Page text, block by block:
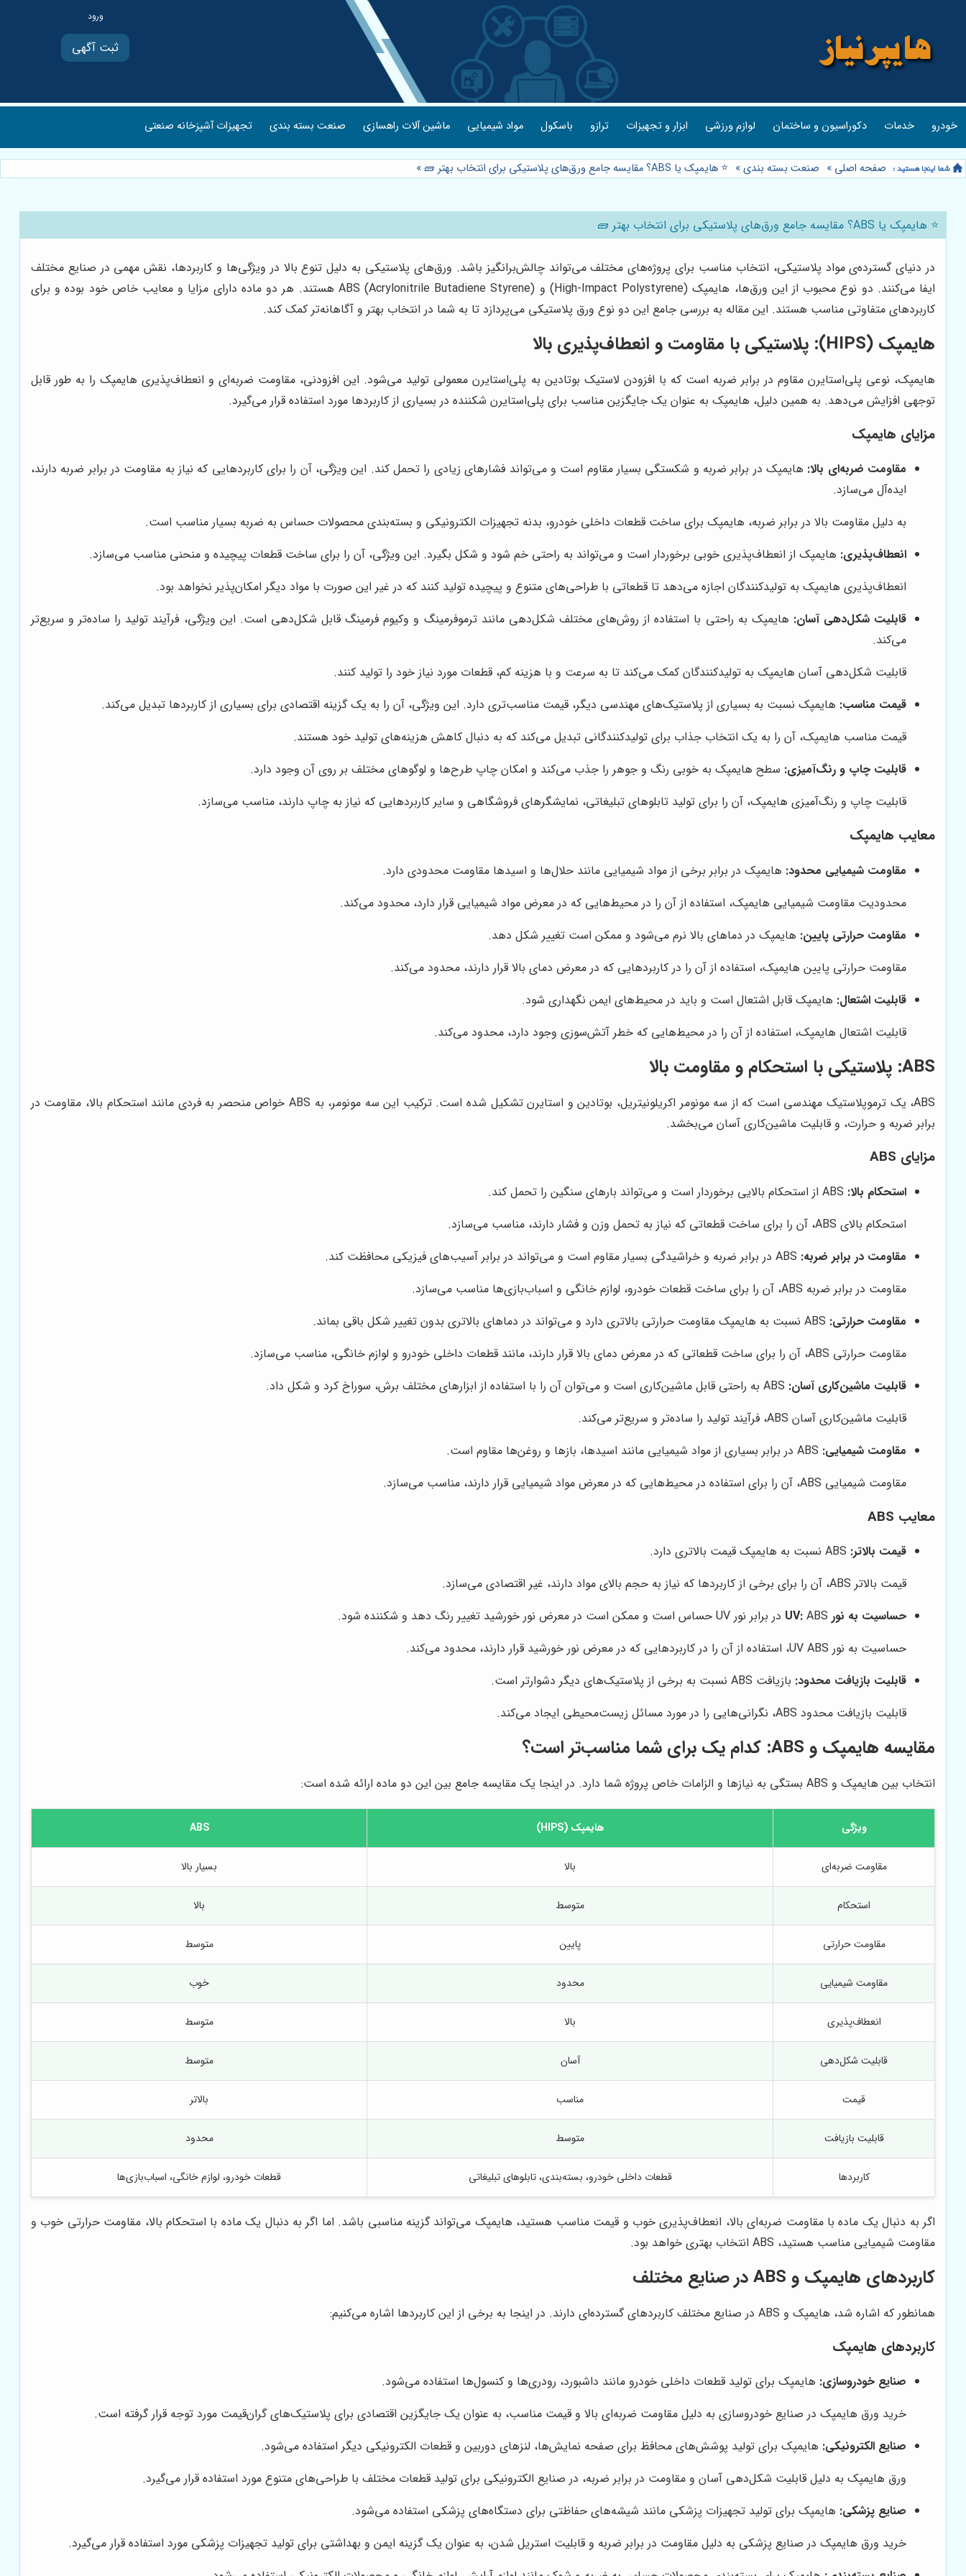
ثبت آگهی
خودرو خدمات دکوراسیون و ساختمان لوازم ورزشی ابزار و تجهیزات ترازو باسکول مواد شیمیایی ماشین آلات راهسازی صنعت بسته بندی تجهیزات آشپزخانه صنعتی
صفحه اصلی » صنعت بسته بندی» ⭐️ هایمپک یا ABS؟ مقایسه جامع ورق‌های پلاستیکی برای انتخاب بهتر 🧱 »
⭐️ هایمپک یا ABS؟ مقایسه جامع ورق‌های پلاستیکی برای انتخاب بهتر 🧱
در دنیای گسترده‌ی مواد پلاستیکی، انتخاب مناسب برای پروژه‌های مختلف می‌تواند چالش‌برانگیز باشد. ورق‌های پلاستیکی به دلیل تنوع بالا در ویژگی‌ها و کاربردها، نقش مهمی در صنایع مختلف
ایفا می‌کنند. دو نوع محبوب از این ورق‌ها، هایمپک (High-Impact Polystyrene) و ABS (Acrylonitrile Butadiene Styrene) هستند. هر دو ماده دارای مزایا و معایب خاص خود بوده و برای
کاربردهای متفاوتی مناسب هستند. این مقاله به بررسی جامع این دو نوع ورق پلاستیکی می‌پردازد تا به شما در انتخاب بهتر و آگاهانه‌تر کمک کند.
هایمپک (HIPS): پلاستیکی با مقاومت و انعطاف‌پذیری بالا
هایمپک، نوعی پلی‌استایرن مقاوم در برابر ضربه است که با افزودن لاستیک بوتادین به پلی‌استایرن معمولی تولید می‌شود. این افزودنی، مقاومت ضربه‌ای و انعطاف‌پذیری هایمپک را به طور قابل
توجهی افزایش می‌دهد. به همین دلیل، هایمپک به عنوان یک جایگزین مناسب برای پلی‌استایرن شکننده در بسیاری از کاربردها مورد استفاده قرار می‌گیرد.
مزایای هایمپک
مقاومت ضربه‌ای بالا: هایمپک در برابر ضربه و شکستگی بسیار مقاوم است و می‌تواند فشارهای زیادی را تحمل کند. این ویژگی، آن را برای کاربردهایی که نیاز به مقاومت در برابر ضربه دارند،
ایده‌آل می‌سازد.
به دلیل مقاومت بالا در برابر ضربه، هایمپک برای ساخت قطعات داخلی خودرو، بدنه تجهیزات الکترونیکی و بسته‌بندی محصولات حساس به ضربه بسیار مناسب است.
انعطاف‌پذیری: هایمپک از انعطاف‌پذیری خوبی برخوردار است و می‌تواند به راحتی خم شود و شکل بگیرد. این ویژگی، آن را برای ساخت قطعات پیچیده و منحنی مناسب می‌سازد.
انعطاف‌پذیری هایمپک به تولیدکنندگان اجازه می‌دهد تا قطعاتی با طراحی‌های متنوع و پیچیده تولید کنند که در غیر این صورت با مواد دیگر امکان‌پذیر نخواهد بود.
قابلیت شکل‌دهی آسان: هایمپک به راحتی با استفاده از روش‌های مختلف شکل‌دهی مانند ترموفرمینگ و وکیوم فرمینگ قابل شکل‌دهی است. این ویژگی، فرآیند تولید را ساده‌تر و سریع‌تر
می‌کند.
قابلیت شکل‌دهی آسان هایمپک به تولیدکنندگان کمک می‌کند تا به سرعت و با هزینه کم، قطعات مورد نیاز خود را تولید کنند.
قیمت مناسب: هایمپک نسبت به بسیاری از پلاستیک‌های مهندسی دیگر، قیمت مناسب‌تری دارد. این ویژگی، آن را به یک گزینه اقتصادی برای بسیاری از کاربردها تبدیل می‌کند.
قیمت مناسب هایمپک، آن را به یک انتخاب جذاب برای تولیدکنندگانی تبدیل می‌کند که به دنبال کاهش هزینه‌های تولید خود هستند.
قابلیت چاپ و رنگ‌آمیزی: سطح هایمپک به خوبی رنگ و جوهر را جذب می‌کند و امکان چاپ طرح‌ها و لوگوهای مختلف بر روی آن وجود دارد.
قابلیت چاپ و رنگ‌آمیزی هایمپک، آن را برای تولید تابلوهای تبلیغاتی، نمایشگرهای فروشگاهی و سایر کاربردهایی که نیاز به چاپ دارند، مناسب می‌سازد.
معایب هایمپک
مقاومت شیمیایی محدود: هایمپک در برابر برخی از مواد شیمیایی مانند حلال‌ها و اسیدها مقاومت محدودی دارد.
محدودیت مقاومت شیمیایی هایمپک، استفاده از آن را در محیط‌هایی که در معرض مواد شیمیایی قرار دارد، محدود می‌کند.
مقاومت حرارتی پایین: هایمپک در دماهای بالا نرم می‌شود و ممکن است تغییر شکل دهد.
مقاومت حرارتی پایین هایمپک، استفاده از آن را در کاربردهایی که در معرض دمای بالا قرار دارند، محدود می‌کند.
قابلیت اشتعال: هایمپک قابل اشتعال است و باید در محیط‌های ایمن نگهداری شود.
قابلیت اشتعال هایمپک، استفاده از آن را در محیط‌هایی که خطر آتش‌سوزی وجود دارد، محدود می‌کند.
ABS: پلاستیکی با استحکام و مقاومت بالا
ABS، یک ترموپلاستیک مهندسی است که از سه مونومر اکریلونیتریل، بوتادین و استایرن تشکیل شده است. ترکیب این سه مونومر، به ABS خواص منحصر به فردی مانند استحکام بالا، مقاومت در
برابر ضربه و حرارت، و قابلیت ماشین‌کاری آسان می‌بخشد.
مزایای ABS
استحکام بالا:
استحکام بالای ABS، آن را برای ساخت قطعاتی که نیاز به تحمل وزن و فشار دارند، مناسب می‌سازد.
مقاومت در برابر ضربه:
مقاومت در برابر ضربه ABS، آن را برای ساخت قطعات خودرو، لوازم خانگی و اسباب‌بازی‌ها مناسب می‌سازد.
مقاومت حرارتی:
مقاومت حرارتی ABS، آن را برای ساخت قطعاتی که در معرض دمای بالا قرار دارند، مانند قطعات داخلی خودرو و لوازم خانگی، مناسب می‌سازد.
قابلیت ماشین‌کاری آسان:
قابلیت ماشین‌کاری آسان ABS، فرآیند تولید را ساده‌تر و سریع‌تر می‌کند.
مقاومت شیمیایی:
مقاومت شیمیایی ABS، آن را برای استفاده در محیط‌هایی که در معرض مواد شیمیایی قرار دارند، مناسب می‌سازد.
معایب ABS
قیمت بالاتر:
قیمت بالاتر ABS، آن را برای برخی از کاربردها که نیاز به حجم بالای مواد دارند، غیر اقتصادی می‌سازد.
حساسیت به نور UV: ABS در برابر نور UV حساس است و ممکن است در معرض نور خورشید تغییر رنگ دهد و شکننده شود.
حساسیت به نور UV ABS، استفاده از آن را در کاربردهایی که در معرض نور خورشید قرار دارند، محدود می‌کند.
قابلیت بازیافت محدود: بازیافت ABS نسبت به برخی از پلاستیک‌های دیگر دشوارتر است.
قابلیت بازیافت محدود ABS، نگرانی‌هایی را در مورد مسائل زیست‌محیطی ایجاد می‌کند.
مقایسه هایمپک و ABS: کدام یک برای شما مناسب‌تر است؟
انتخاب بین هایمپک و ABS بستگی به نیازها و الزامات خاص پروژه شما دارد. در اینجا یک مقایسه جامع بین این دو ماده ارائه شده است:
ویژگی هایمپک (HIPS) ABS
مقاومت ضربه‌ای بالا بسیار بالا
استحکام متوسط بالا
مقاومت حرارتی پایین متوسط
مقاومت شیمیایی محدود خوب
انعطاف‌پذیری بالا متوسط
قابلیت شکل‌دهی آسان متوسط
قیمت مناسب بالاتر
قابلیت بازیافت متوسط محدود
کاربردها قطعات داخلی خودرو، بسته‌بندی، تابلوهای تبلیغاتی قطعات خودرو، لوازم خانگی، اسباب‌بازی‌ها
اگر به دنبال یک ماده با مقاومت ضربه‌ای بالا، انعطاف‌پذیری خوب و قیمت مناسب هستید، هایمپک می‌تواند گزینه مناسبی باشد. اما اگر به دنبال یک ماده با استحکام بالا، مقاومت حرارتی خوب و
مقاومت شیمیایی مناسب هستید، ABS انتخاب بهتری خواهد بود.
کاربردهای هایمپک و ABS در صنایع مختلف
همانطور که اشاره شد، هایمپک و ABS در صنایع مختلف کاربردهای گسترده‌ای دارند. در اینجا به برخی از این کاربردها اشاره می‌کنیم:
کاربردهای هایمپک
صنایع خودروسازی: هایمپک برای تولید قطعات داخلی خودرو مانند داشبورد، رودری‌ها و کنسول‌ها استفاده می‌شود.
خرید ورق هایمپک در صنایع خودروسازی به دلیل مقاومت ضربه‌ای بالا و قیمت مناسب، به عنوان یک جایگزین اقتصادی برای پلاستیک‌های گران‌قیمت مورد توجه قرار گرفته است.
صنایع الکترونیکی: هایمپک برای تولید پوشش‌های محافظ برای صفحه نمایش‌ها، لنزهای دوربین و قطعات الکترونیکی دیگر استفاده می‌شود.
ورق هایمپک به دلیل قابلیت شکل‌دهی آسان و مقاومت در برابر ضربه، در صنایع الکترونیکی برای تولید قطعات مختلف با طراحی‌های متنوع مورد استفاده قرار می‌گیرد.
صنایع پزشکی: هایمپک برای تولید تجهیزات پزشکی مانند شیشه‌های حفاظتی برای دستگاه‌های پزشکی استفاده می‌شود.
خرید ورق هایمپک در صنایع پزشکی به دلیل مقاومت در برابر ضربه و قابلیت استریل شدن، به عنوان یک گزینه ایمن و بهداشتی برای تولید تجهیزات پزشکی مورد استفاده قرار می‌گیرد.